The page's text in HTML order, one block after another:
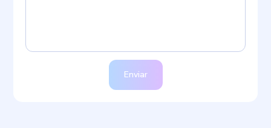
Enviar